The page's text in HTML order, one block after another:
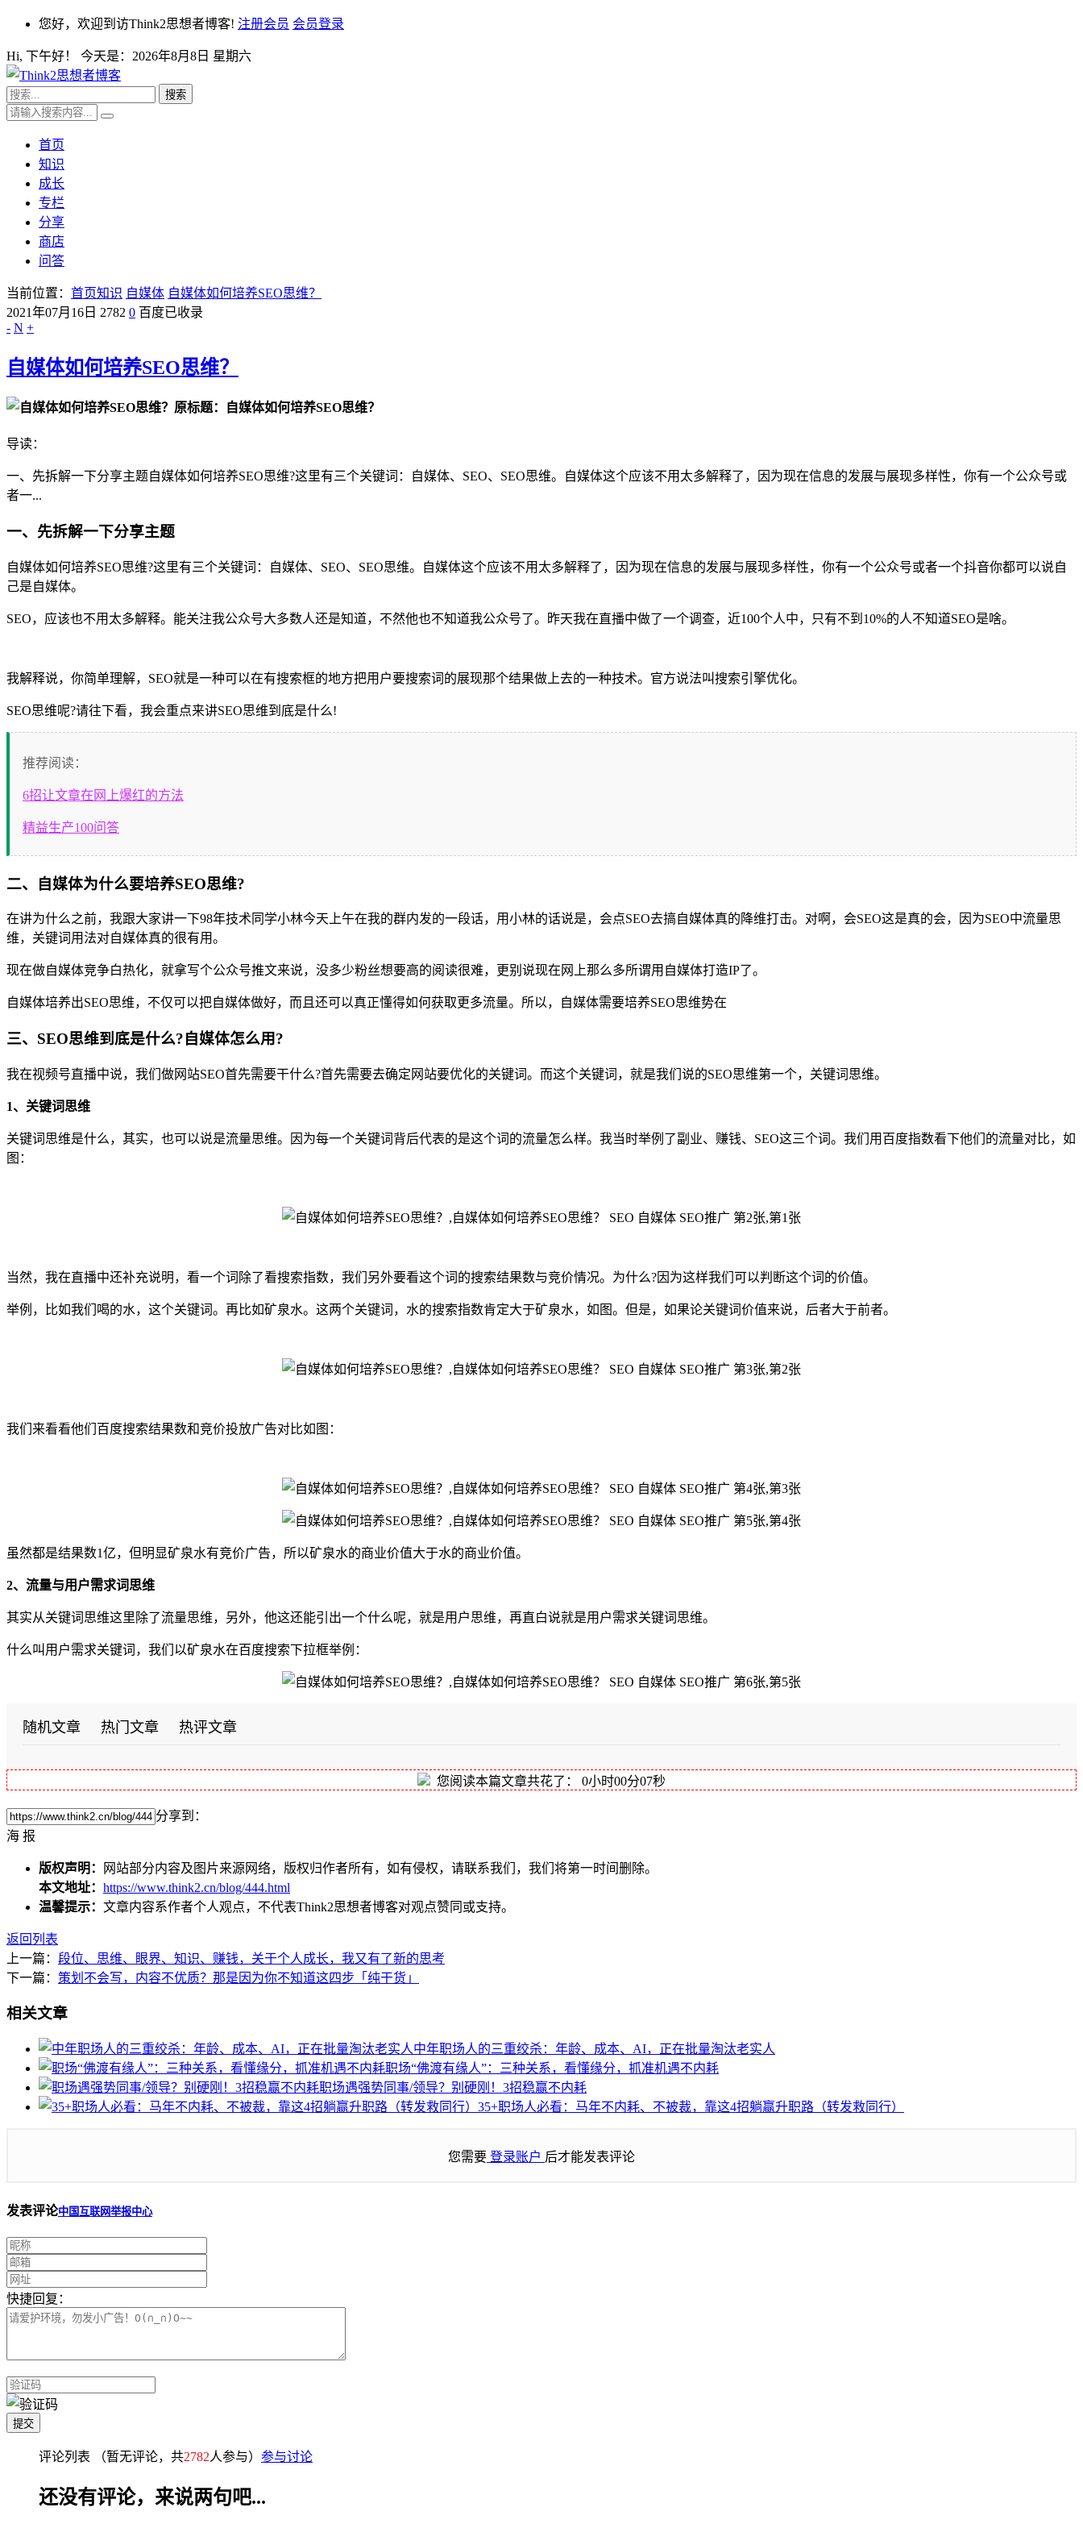
您好，欢迎到访Think2思想者博客! 注册会员 会员登录
Hi, 下午好！ 今天是： 2026年8月8日 星期六
首页
知识
成长
专栏
分享
商店
问答
当前位置： 首页知识 自媒体 自媒体如何培养SEO思维？
2021年07月16日 2782 0 百度已收录
- N +
自媒体如何培养SEO思维？
原标题：自媒体如何培养SEO思维？
导读：
一、先拆解一下分享主题自媒体如何培养SEO思维?这里有三个关键词：自媒体、SEO、SEO思维。自媒体这个应该不用太多解释了，因为现在信息的发展与展现多样性，你有一个公众号或
者一...
一、先拆解一下分享主题
自媒体如何培养SEO思维?这里有三个关键词：自媒体、SEO、SEO思维。自媒体这个应该不用太多解释了，因为现在信息的发展与展现多样性，你有一个公众号或者一个抖音你都可以说自
己是自媒体。
SEO，应该也不用太多解释。能关注我公众号大多数人还是知道，不然他也不知道我公众号了。昨天我在直播中做了一个调查，近100个人中，只有不到10%的人不知道SEO是啥。
我解释说，你简单理解，SEO就是一种可以在有搜索框的地方把用户要搜索词的展现那个结果做上去的一种技术。官方说法叫搜索引擎优化。
SEO思维呢?请往下看，我会重点来讲SEO思维到底是什么!
推荐阅读：
6招让文章在网上爆红的方法
精益生产100问答
二、自媒体为什么要培养SEO思维?
在讲为什么之前，我跟大家讲一下98年技术同学小林今天上午在我的群内发的一段话，用小林的话说是，会点SEO去搞自媒体真的降维打击。对啊，会SEO这是真的会，因为SEO中流量思
维，关键词用法对自媒体真的很有用。
现在做自媒体竞争白热化，就拿写个公众号推文来说，没多少粉丝想要高的阅读很难，更别说现在网上那么多所谓用自媒体打造IP了。
自媒体培养出SEO思维，不仅可以把自媒体做好，而且还可以真正懂得如何获取更多流量。所以，自媒体需要培养SEO思维势在
三、SEO思维到底是什么?自媒体怎么用?
我在视频号直播中说，我们做网站SEO首先需要干什么?首先需要去确定网站要优化的关键词。而这个关键词，就是我们说的SEO思维第一个，关键词思维。
1、关键词思维
关键词思维是什么，其实，也可以说是流量思维。因为每一个关键词背后代表的是这个词的流量怎么样。我当时举例了副业、赚钱、SEO这三个词。我们用百度指数看下他们的流量对比，如
图：
当然，我在直播中还补充说明，看一个词除了看搜索指数，我们另外要看这个词的搜索结果数与竞价情况。为什么?因为这样我们可以判断这个词的价值。
举例，比如我们喝的水，这个关键词。再比如矿泉水。这两个关键词，水的搜索指数肯定大于矿泉水，如图。但是，如果论关键词价值来说，后者大于前者。
我们来看看他们百度搜索结果数和竞价投放广告对比如图：
虽然都是结果数1亿，但明显矿泉水有竞价广告，所以矿泉水的商业价值大于水的商业价值。
2、流量与用户需求词思维
其实从关键词思维这里除了流量思维，另外，他这还能引出一个什么呢，就是用户思维，再直白说就是用户需求关键词思维。
什么叫用户需求关键词，我们以矿泉水在百度搜索下拉框举例：
随机文章 热门文章 热评文章
您阅读本篇文章共花了： 0小时00分08秒
分享到：
海 报
版权声明：
网站部分内容及图片来源网络，版权归作者所有，如有侵权，请联系我们，我们将第一时间删除。
本文地址： https://www.think2.cn/blog/444.html
温馨提示： 文章内容系作者个人观点，不代表Think2思想者博客对观点赞同或支持。
返回列表
上一篇： 段位、思维、眼界、知识、赚钱，关于个人成长，我又有了新的思考
下一篇： 策划不会写，内容不优质？那是因为你不知道这四步「纯干货」
相关文章
中年职场人的三重绞杀：年龄、成本、AI，正在批量淘汰老实人
职场“佛渡有缘人”：三种关系，看懂缘分，抓准机遇不内耗
职场遇强势同事/领导？别硬刚！3招稳赢不内耗
35+职场人必看：马年不内耗、不被裁，靠这4招躺赢升职路（转发救同行）
您需要 登录账户 后才能发表评论
发表评论中国互联网举报中心
快捷回复：
评论列表 （暂无评论，共2782人参与） 参与讨论
还没有评论，来说两句吧...